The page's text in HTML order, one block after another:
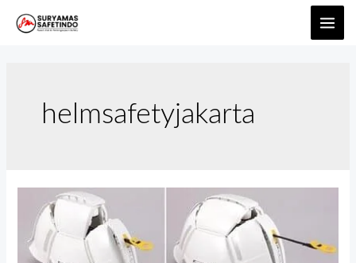
helmsafetyjakarta